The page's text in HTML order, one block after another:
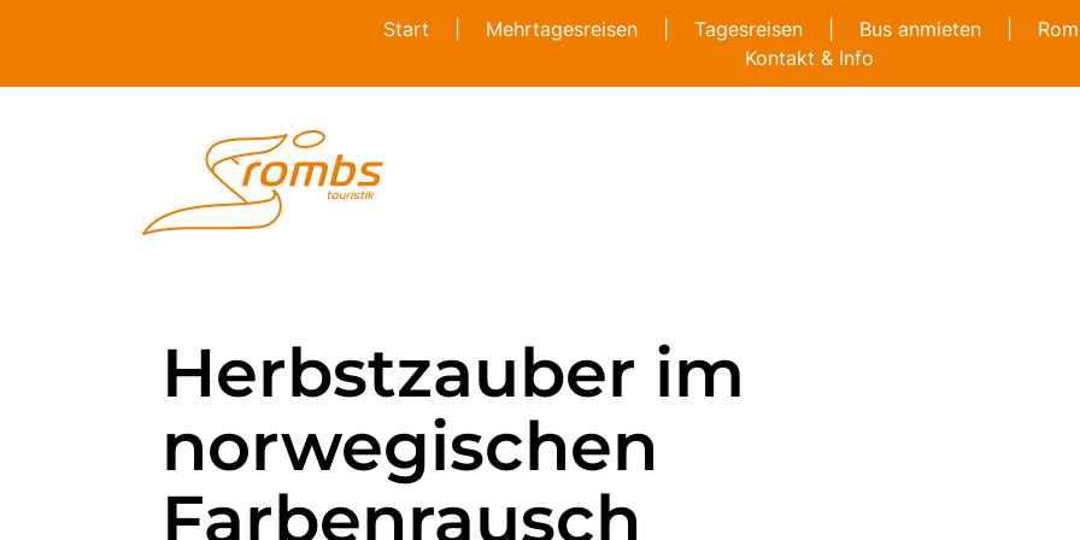
Start Mehrtagesreisen Tagesreisen Bus anmieten
Kontakt & Info
Herbstzauber im
norwegischen
Farbenrausch